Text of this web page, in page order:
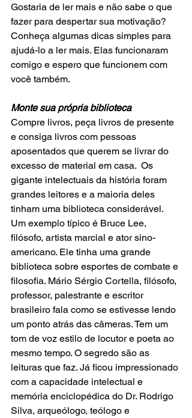
Gostaria de ler mais e não sabe o que
fazer para despertar sua motivação?
Conheça algumas dicas simples para
ajudá-lo a ler mais. Elas funcionaram
comigo e espero que funcionem com
você também.
Monte sua própria biblioteca
Compre livros, peça livros de presente
e consiga livros com pessoas
aposentados que querem se livrar do
excesso de material em casa.  Os
gigante intelectuais da história foram
grandes leitores e a maioria deles
tinham uma biblioteca considerável.
Um exemplo típico é Bruce Lee,
filósofo, artista marcial e ator sino-
americano. Ele tinha uma grande
biblioteca sobre esportes de combate e
filosofia. Mário Sérgio Cortella, filósofo,
professor, palestrante e escritor
brasileiro fala como se estivesse lendo
um ponto atrás das câmeras. Tem um
tom de voz estilo de locutor e poeta ao
mesmo tempo. O segredo são as
leituras que faz. Já ficou impressionado
com a capacidade intelectual e
memória enciclopédica do Dr. Rodrigo
Silva, arqueólogo, teólogo e